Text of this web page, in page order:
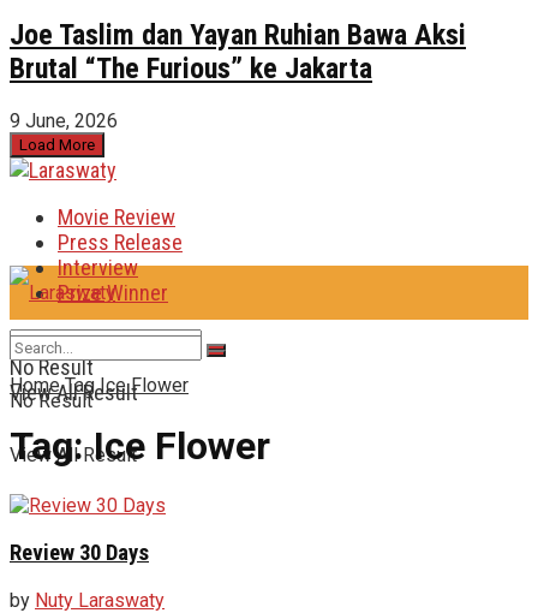
Joe Taslim dan Yayan Ruhian Bawa Aksi
Brutal “The Furious” ke Jakarta
9 June, 2026
Load More
Movie Review
Press Release
Interview
Prize Winner
No Result
View All Result
No Result
View All Result
Home Tag Ice Flower
Tag:Ice Flower
Review 30 Days
by Nuty Laraswaty